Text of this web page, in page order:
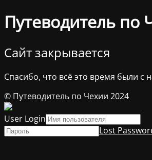
Путеводитель по
Сайт закрывается
Спасибо, что всё это время были с
© Путеводитель по Чехии 2024
User Login
Lost